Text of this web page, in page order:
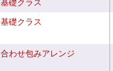
基礎クラス
基礎クラス
合わせ包みアレンジ